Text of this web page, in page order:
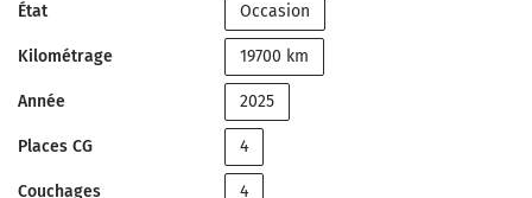
État Occasion
Kilométrage 19700 km
Année 2025
Places CG 4
Couchages 4